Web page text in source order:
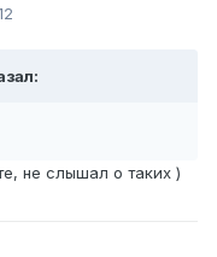
не слышал о таких )